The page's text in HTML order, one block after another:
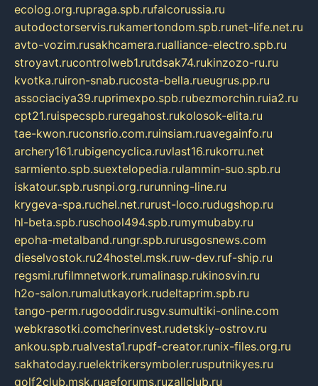
ecolog.org.rupraga.spb.rufalcorussia.ru
autodoctorservis.rukamertondom.spb.runet-life.net.ru
avto-vozim.rusakhcamera.rualliance-electro.spb.ru
stroyavt.rucontrolweb1.rutdsak74.rukinzozo-ru.ru
kvotka.ruiron-snab.rucosta-bella.rueugrus.pp.ru
associaciya39.ruprimexpo.spb.rubezmorchin.ruia2.ru
cpt21.ruispecspb.ruregahost.rukolosok-elita.ru
tae-kwon.ruconsrio.com.ruinsiam.ruavegainfo.ru
archery161.rubigencyclica.ruvlast16.rukorru.net
sarmiento.spb.suextelopedia.rulammin-suo.spb.ru
iskatour.spb.rusnpi.org.rurunning-line.ru
krygeva-spa.ruchel.net.rurust-loco.rudugshop.ru
hl-beta.spb.ruschool494.spb.rumymubaby.ru
epoha-metalband.rungr.spb.rurusgosnews.com
dieselvostok.ru24hostel.msk.ruw-dev.ruf-ship.ru
regsmi.rufilmnetwork.rumalinasp.rukinosvin.ru
h2o-salon.rumalutkayork.rudeltaprim.spb.ru
tango-perm.rugooddir.rusgv.sumultiki-online.com
webkrasotki.comcherinvest.rudetskiy-ostrov.ru
ankou.spb.rualvesta1.rupdf-creator.runix-files.org.ru
sakhatoday.ruelektrikersymboler.rusputnikyes.ru
golf2club.msk.ruaeforums.ruzallclub.ru